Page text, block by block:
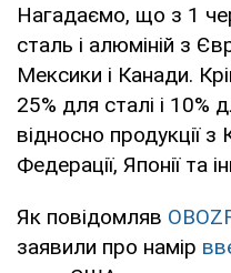
Нагадаємо, що з 1
сталь і алюміній з
Мексики і Канади.
25% для сталі і 10%
відносно продукції з
Федерації, Японії та
Як повідомляв
заявили про намір